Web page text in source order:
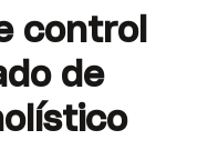
control
de